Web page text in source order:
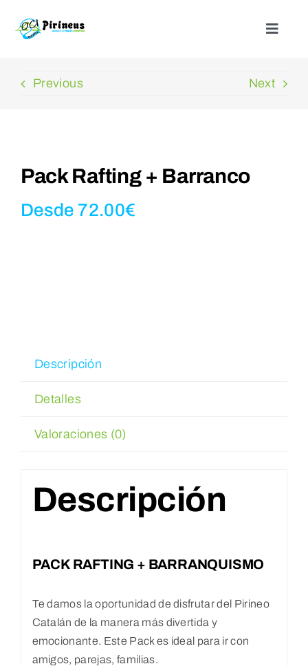
Toggle
¿Quienes somos?
WooCommerce My Account
Previous Next
Pack Rafting + Barranco
Desde 72.00€
Descripción
Detalles
Valoraciones (0)
Descripción
PACK RAFTING + BARRANQUISMO
Te damos la oportunidad de disfrutar del Pirineo
Catalán de la manera más divertida y
emocionante. Este Pack es ideal para ir con
amigos, parejas, familias.